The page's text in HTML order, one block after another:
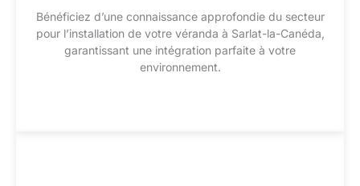
Bénéficiez d’une connaissance approfondie du secteur
pour l’installation de votre véranda à Sarlat-la-Canéda,
garantissant une intégration parfaite à votre
environnement.